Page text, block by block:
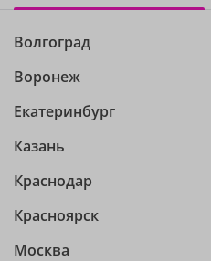
Волгоград
Воронеж
Екатеринбург
Казань
Краснодар
Красноярск
Москва